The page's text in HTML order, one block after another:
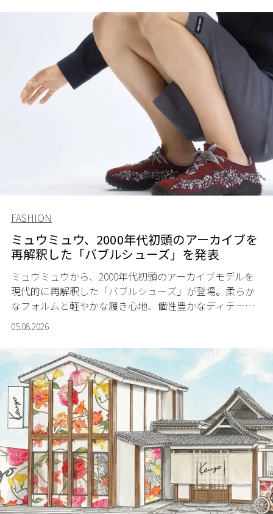
FASHION
ミュウミュウ、2000年代初頭のアーカイブを
再解釈した「バブルシューズ」を発表
ミュウミュウから、2000年代初頭のアーカイブモデルを
現代的に再解釈した「バブルシューズ」が登場。柔らか
なフォルムと軽やかな履き心地、個性豊かなディテール
が、スポーツウェアの美学に新たな表情を添える。
05.08.2026